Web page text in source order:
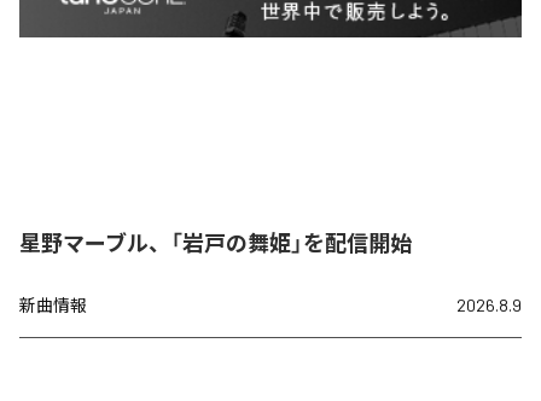
星野マーブル、「岩戸の舞姫」を配信開始
新曲情報 2026.8.9